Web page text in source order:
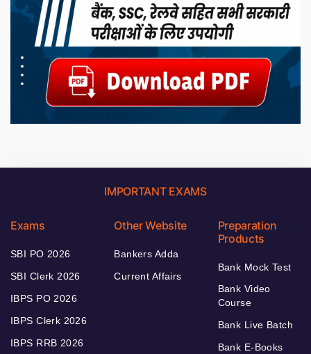
IMPORTANT EXAMS
Exams
SBI PO 2026
SBI Clerk 2026
IBPS PO 2026
IBPS Clerk 2026
IBPS RRB 2026
Other Website
Bankers Adda
Current Affairs
Preparation
Products
Bank Mock Test
Bank Video
Course
Bank Live Batch
Bank E-Books